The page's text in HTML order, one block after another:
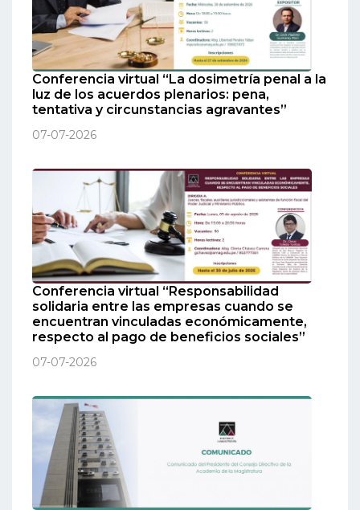
Conferencia virtual “La dosimetría penal a la
luz de los acuerdos plenarios: pena,
tentativa y circunstancias agravantes”
07-07-2026
Conferencia virtual “Responsabilidad
solidaria entre las empresas cuando se
encuentran vinculadas económicamente,
respecto al pago de beneficios sociales”
07-07-2026